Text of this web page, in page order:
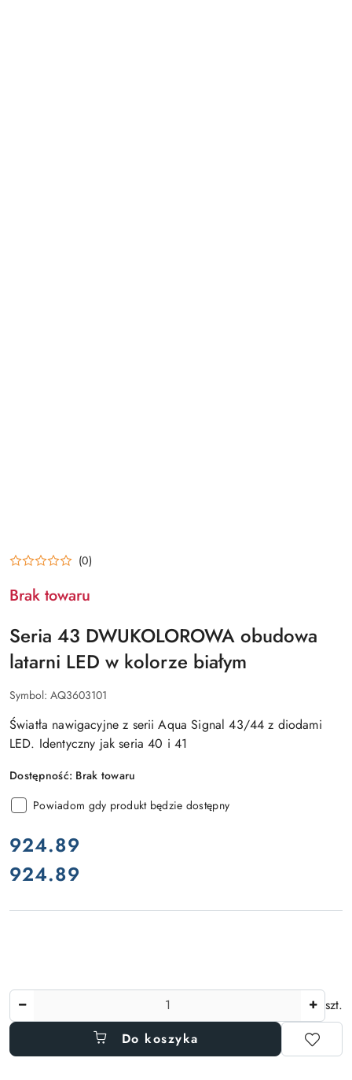
(0)
Brak towaru
Seria 43 DWUKOLOROWA obudowa
latarni LED w kolorze białym
Symbol: AQ3603101
Światła nawigacyjne z serii Aqua Signal 43/44 z diodami
LED. Identyczny jak seria 40 i 41
Dostępność: Brak towaru
Powiadom gdy produkt będzie dostępny
cena:
924.89
Cena:
924.89
Ilość
szt.
Do koszyka